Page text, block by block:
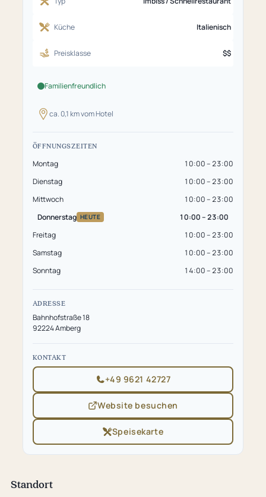
Küche Italienisch
Preisklasse $$
Familienfreundlich
ca. 0,1 km vom Hotel
ÖFFNUNGSZEITEN
Montag
10:00 – 23:00
Dienstag
10:00 – 23:00
Mittwoch
10:00 – 23:00
Donnerstag HEUTE
10:00 – 23:00
Freitag
10:00 – 23:00
Samstag
10:00 – 23:00
Sonntag
14:00 – 23:00
ADRESSE
Bahnhofstraße 18
92224 Amberg
KONTAKT
+49 9621 42727
Website besuchen
(öffnet
in
neuem
Tab)
Speisekarte
(öffnet
in
Standort